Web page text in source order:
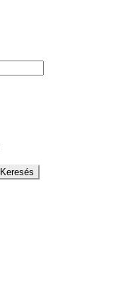
Keresés